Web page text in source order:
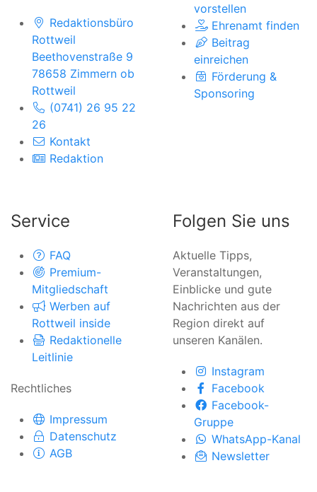
Redaktionsbüro
Rottweil
Beethovenstraße 9
78658 Zimmern ob
Rottweil
(0741) 26 95 22
26
Kontakt
Redaktion
vorstellen
Ehrenamt finden
Beitrag
einreichen
Förderung &
Sponsoring
Service
FAQ
Premium-
Mitgliedschaft
Werben auf
Rottweil inside
Redaktionelle
Leitlinie
Rechtliches
Impressum
Datenschutz
AGB
Folgen Sie uns
Aktuelle Tipps,
Veranstaltungen,
Einblicke und gute
Nachrichten aus der
Region direkt auf
unseren Kanälen.
Instagram
Facebook
Facebook-
Gruppe
WhatsApp-Kanal
Newsletter